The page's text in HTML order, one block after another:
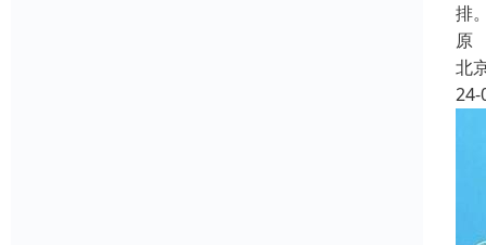
排
原
北
24-